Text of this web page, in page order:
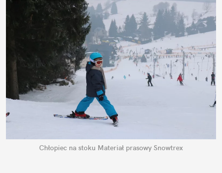
Chłopiec na stoku Materiał prasowy Snowtrex